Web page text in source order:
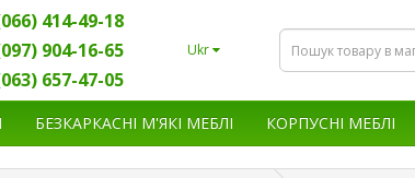
414-49-18
904-16-65
657-47-05
Ukr
БЕЗКАРКАСНІ М'ЯКІ МЕБЛІ КОРПУСНІ МЕБЛІ